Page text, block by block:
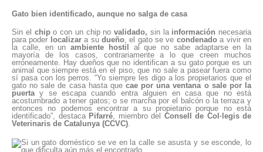
Gato bien identificado, aunque no salga de casa
Sin el chipo con un chip no validado, sin la información necesaria
para poder localizara su dueño, el gato se ve condenadoa vivir en
la calle, en un ambiente hostil al que no sabe adaptarse en la
mayoría de los casos, contrariamente a lo que creen muchos
erróneamente. Hay dueños que no identifican a su gato porque es un
animal que siempre está en el piso, que no sale a pasear fuera como
sí pasa con los perros. “Yo siempre les digo a los propietarios que el
gato no sale de casa hasta que cae por una ventana o sale por la
puertay se escapa cuando entra alguien en casa que no está
acostumbrado a tener gatos; o se marcha por el balcón o la terraza y
entonces no podemos encontrar a su propietario porque no está
identificado”, destaca Pifarré, miembro del Consell de Col·legis de
Veterinaris de Catalunya (CCVC).